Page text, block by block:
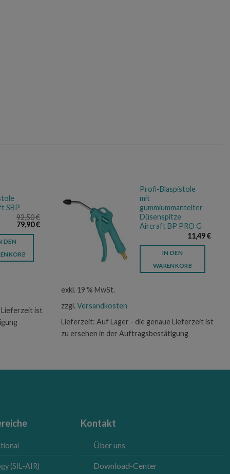
SBP
92,50€
Ursprünglicher
Preis
war:
92,50 €
79,90€Aktueller
DEN
Lieferzeit ist
Profi-Blaspistole
mit
gummiummantelter
Düsenspitze
Aircraft BP PRO G
11,49€
IN DEN
WARENKORB
exkl. 19 % MwSt.
zzgl.Versandkosten
Lieferzeit:Auf Lager - die genaue Lieferzeit ist
zu ersehen in der Auftragsbestätigung
(SIL-AIR)
Kontakt
Über uns
Download-Center